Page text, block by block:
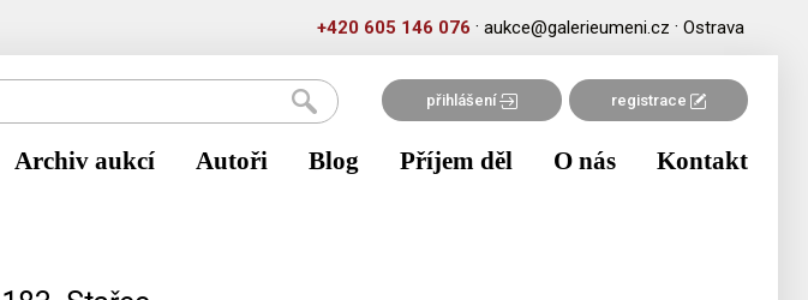
+420 605 146 076 · aukce@galerieumeni.cz · Ostrava
přihlášení registrace
Archiv aukcí Autoři Blog Příjem děl O nás Kontakt